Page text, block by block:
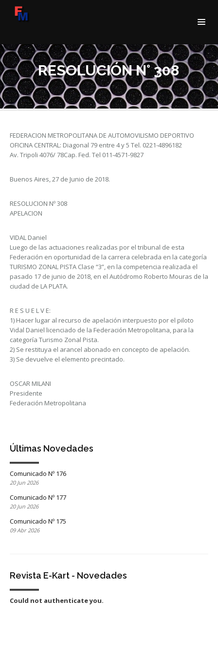
RESOLUCIÓN N° 308
FEDERACION METROPOLITANA DE AUTOMOVILISMO DEPORTIVO
OFICINA CENTRAL: Diagonal 79 entre 4 y 5 Tel. 0221-4896182
Av. Tripoli 4076/ 78Cap. Fed. Tel 011-4571-9827
Buenos Aires, 27 de Junio de 2018.
RESOLUCION Nº 308
APELACION
VIDAL Daniel
Luego de las actuaciones realizadas por el tribunal de esta
Federación en oportunidad de la carrera celebrada en la categoría
TURISMO ZONAL PISTA Clase “3”, en la competencia realizada el
pasado 17 de junio de 2018, en el Autódromo Roberto Mouras de la
ciudad de LA PLATA.
R E S U E L V E:
1) Hacer lugar al recurso de apelación interpuesto por el piloto
Vidal Daniel licenciado de la Federación Metropolitana, para la
categoría Turismo Zonal Pista.
2) Se restituya el arancel abonado en concepto de apelación.
3) Se devuelve el elemento precintado.
OSCAR MILANI
Presidente
Federación Metropolitana
Últimas Novedades
Comunicado Nº 176
20 Jun 2026
Comunicado Nº 177
20 Jun 2026
Comunicado Nº 175
09 Abr 2026
Revista E-Kart - Novedades
Could not authenticate you.